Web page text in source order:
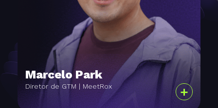
Marcelo Park
Diretor de GTM | MeetRox +